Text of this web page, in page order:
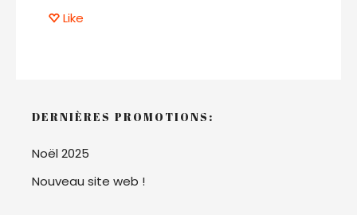
Like
DERNIÈRES PROMOTIONS:
Noël 2025
Nouveau site web !